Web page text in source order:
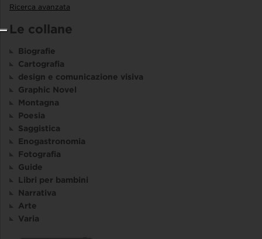
Ricerca avanzata
Le collane
Biografie
Cartografia
design e comunicazione visiva
Graphic Novel
Montagna
Poesia
Saggistica
Enogastronomia
Fotografia
Guide
Libri per bambini
Narrativa
Arte
Varia